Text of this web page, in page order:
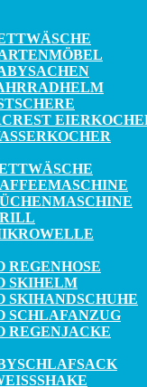
REGENHOSE
SKIHELM
SKIHANDSCHUHE
SCHLAFANZUG
REGENJACKE